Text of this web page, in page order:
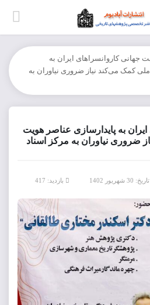
جهانی کاروانسراهای ایران به
کمک می‌کند نیاز ضروری نیاوران به
به پایدارسازی عناصر هویت
ضروری نیاوران به مرکز اسناد
تاریخ: 30 شهریور 1402 بازدید: 417